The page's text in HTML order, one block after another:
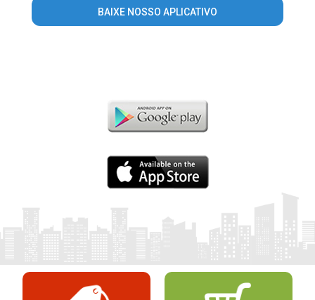
BAIXE NOSSO APLICATIVO